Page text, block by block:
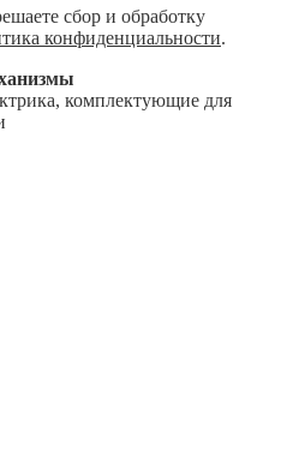
сбор и обработку
конфиденциальности.
комплектующие для